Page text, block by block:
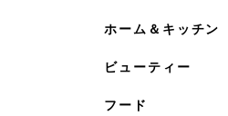
ホーム＆キッチン
ビューティー
フード